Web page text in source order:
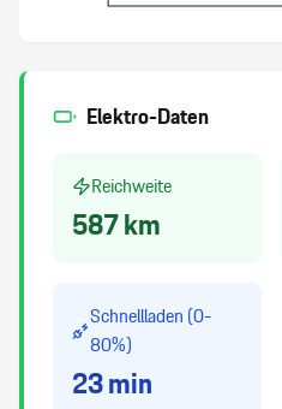
Ambientebeleuchtung
Airbag Fahrer und Beifahrerseite
ESP/ ASR/ MSR
Elektro-Daten
Reichweite
587km
Schnellladen (0-
80%)
23min